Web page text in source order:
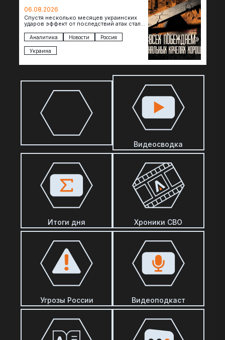
06.08.2026
Спустя несколько месяцев украинских
ударов эффект от последствий атак стал
коллапса розничной торговли не…
Аналитика Новости Россия
Украина
Видеосводка
Итоги дня Хроники СВО
Угрозы России Видеоподкаст